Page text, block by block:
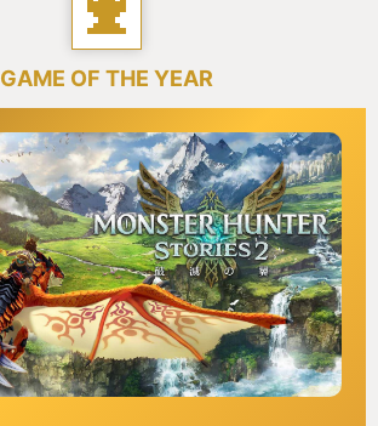
GAME OF THE YEAR